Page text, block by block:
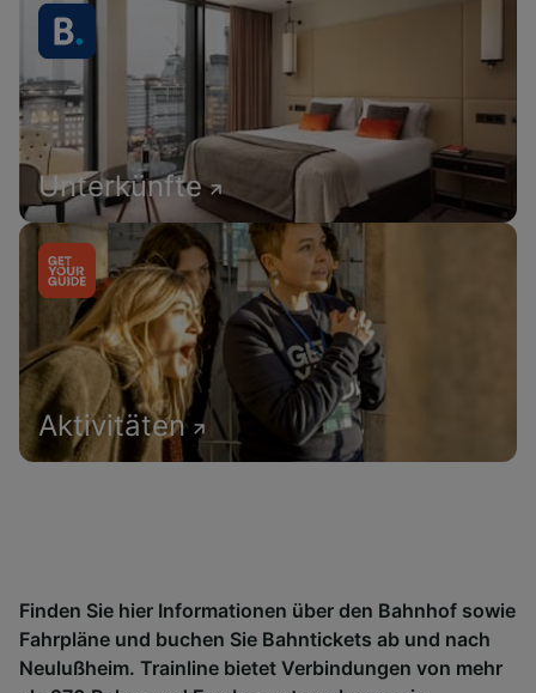
Unterkünfte
Aktivitäten
Finden Sie hier Informationen über den Bahnhof sowie
Fahrpläne und buchen Sie Bahntickets ab und nach
Neulußheim. Trainline bietet Verbindungen von mehr